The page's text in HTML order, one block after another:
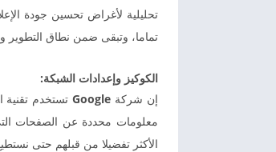
تحليلية لأغراض تحسين جودة
تماما، وتبقى ضمن نطاق التطوير
الكوكيز وإعدادات الشبكة:
إن شركة Googleتستخدم تقنية
معلومات محددة عن الصفحات التي
الأكثر تفضيلا من قبلهم حتى